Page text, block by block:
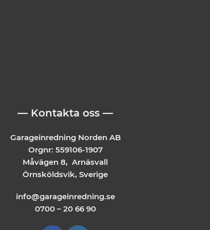
— Kontakta oss —
Garageinredning Norden AB
Orgnr: 559106-1907
Måvägen 8, Arnäsvall
Örnsköldsvik, Sverige
info@garageinredning.se
0700 – 20 66 90